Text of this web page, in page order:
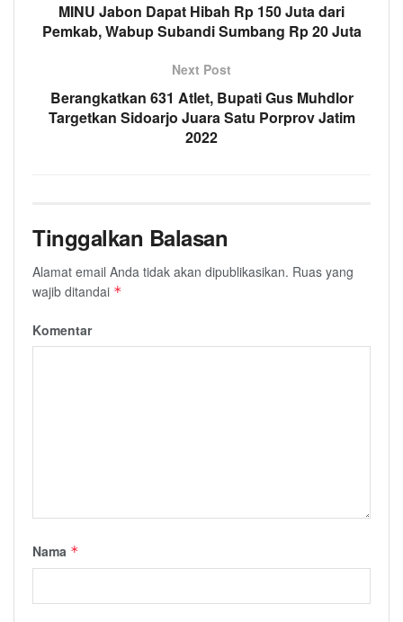
MINU Jabon Dapat Hibah Rp 150 Juta dari
Pemkab, Wabup Subandi Sumbang Rp 20 Juta
Next Post
Berangkatkan 631 Atlet, Bupati Gus Muhdlor
Targetkan Sidoarjo Juara Satu Porprov Jatim
2022
Tinggalkan Balasan
Alamat email Anda tidak akan dipublikasikan. Ruas yang
wajib ditandai *
Komentar
Nama *